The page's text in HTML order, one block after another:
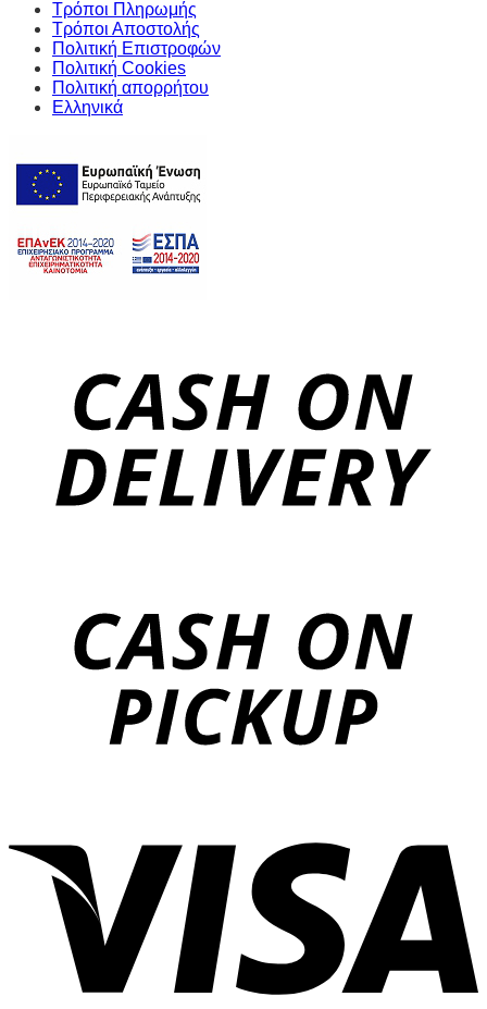
Τρόποι Πληρωμής
Τρόποι Αποστολής
Πολιτική Επιστροφών
Πολιτική Cookies
Πολιτική απορρήτου
Ελληνικά